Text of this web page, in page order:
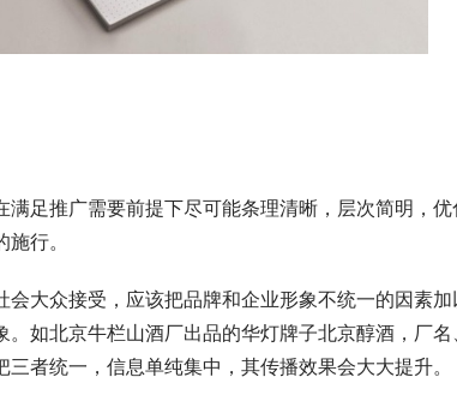
推广需要前提下尽可能条理清晰，层次简明，优
行。
众接受，应该把品牌和企业形象不统一的因素加
如北京牛栏山酒厂出品的华灯牌子北京醇酒，厂
者统一，信息单纯集中，其传播效果会大大提升。